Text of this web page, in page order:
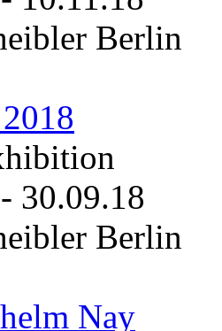
Berlin
- 30.09.18
Berlin
Nay